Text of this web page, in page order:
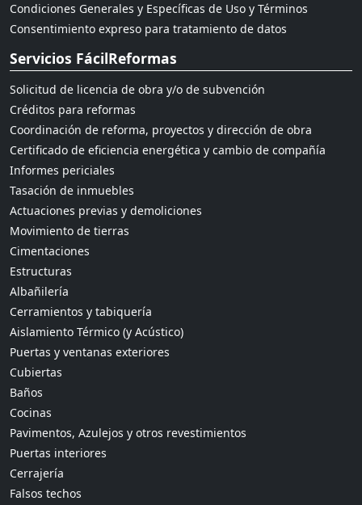
Condiciones Generales y Específicas de Uso y Términos
Consentimiento expreso para tratamiento de datos
Servicios FácilReformas
Solicitud de licencia de obra y/o de subvención
Créditos para reformas
Coordinación de reforma, proyectos y dirección de obra
Certificado de eficiencia energética y cambio de compañía
Informes periciales
Tasación de inmuebles
Actuaciones previas y demoliciones
Movimiento de tierras
Cimentaciones
Estructuras
Albañilería
Cerramientos y tabiquería
Aislamiento Térmico (y Acústico)
Puertas y ventanas exteriores
Cubiertas
Baños
Cocinas
Pavimentos, Azulejos y otros revestimientos
Puertas interiores
Cerrajería
Falsos techos